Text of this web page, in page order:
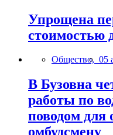
Упрощена
стоимостью
Общество, 05
В Бузовна
работы по
поводом для
омбудсмену